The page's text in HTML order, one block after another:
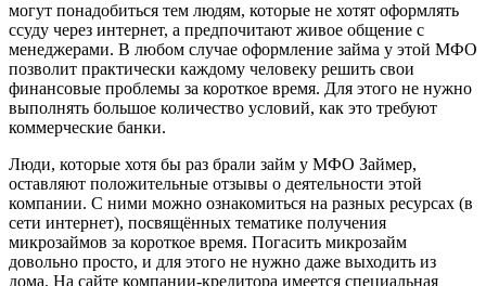
могут понадобиться тем людям, которые не хотят оформлять
ссуду через интернет, а предпочитают живое общение с
менеджерами. В любом случае оформление займа у этой МФО
позволит практически каждому человеку решить свои
финансовые проблемы за короткое время. Для этого не нужно
выполнять большое количество условий, как это требуют
коммерческие банки.
Люди, которые хотя бы раз брали займ у МФО Займер,
оставляют положительные отзывы о деятельности этой
компании. С ними можно ознакомиться на разных ресурсах (в
сети интернет), посвящённых тематике получения
микрозаймов за короткое время. Погасить микрозайм
довольно просто, и для этого не нужно даже выходить из
дома. На сайте компании-кредитора имеется специальная